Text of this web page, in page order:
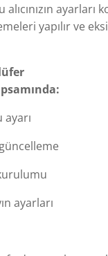
ayarları
yapılır ve
ayarları